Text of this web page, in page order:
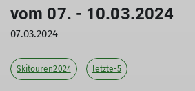
vom 07. - 10.03.2024
07.03.2024
Skitouren2024 letzte-5